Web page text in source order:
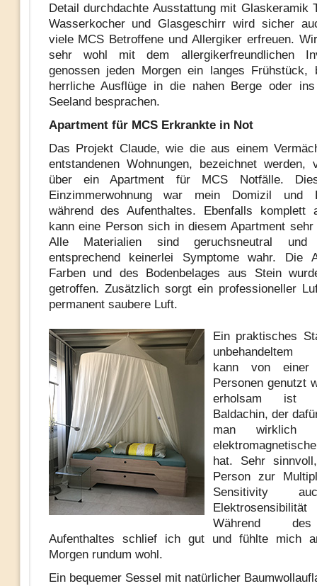
Detail durchdachte Ausstattung mit Glaskeramik
Wasserkocher und Glasgeschirr wird sicher
viele MCS Betroffene und Allergiker erfreuen.
sehr wohl mit dem allergikerfreundlichen
genossen jeden Morgen ein langes Frühstück,
herrliche Ausflüge in die nahen Berge oder ins
Seeland besprachen.
Apartment für MCS Erkrankte in Not
Das Projekt Claude, wie die aus einem
entstandenen Wohnungen, bezeichnet werden,
über ein Apartment für MCS Notfälle.
Einzimmerwohnung war mein Domizil und
während des Aufenthaltes. Ebenfalls komplett
kann eine Person sich in diesem Apartment
Alle Materialien sind geruchsneutral
entsprechend keinerlei Symptome wahr. Die
Farben und des Bodenbelages aus Stein
getroffen. Zusätzlich sorgt ein professioneller
permanent saubere Luft.
Ein praktisches
unbehandeltem
kann von einer
Personen genutzt
erholsam ist
Baldachin, der
man wirklich
hat. Sehr
Person zur
Sensitivity
Während
Aufenthaltes schlief ich gut und fühlte mich
Morgen rundum wohl.
Ein bequemer Sessel mit natürlicher